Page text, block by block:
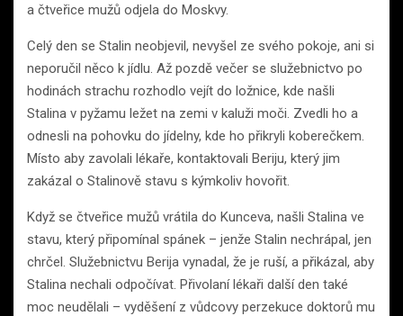
a čtveřice mužů odjela do Moskvy.
Celý den se Stalin neobjevil, nevyšel ze svého pokoje, ani si
neporučil něco k jídlu. Až pozdě večer se služebnictvo po
hodinách strachu rozhodlo vejít do ložnice, kde našli
Stalina v pyžamu ležet na zemi v kaluži moči. Zvedli ho a
odnesli na pohovku do jídelny, kde ho přikryli koberečkem.
Místo aby zavolali lékaře, kontaktovali Beriju, který jim
zakázal o Stalinově stavu s kýmkoliv hovořit.
Když se čtveřice mužů vrátila do Kunceva, našli Stalina ve
stavu, který připomínal spánek – jenže Stalin nechrápal, jen
chrčel. Služebnictvu Berija vynadal, že je ruší, a přikázal, aby
Stalina nechali odpočívat. Přivolaní lékaři další den také
moc neudělali – vyděšení z vůdcovy perzekuce doktorů mu